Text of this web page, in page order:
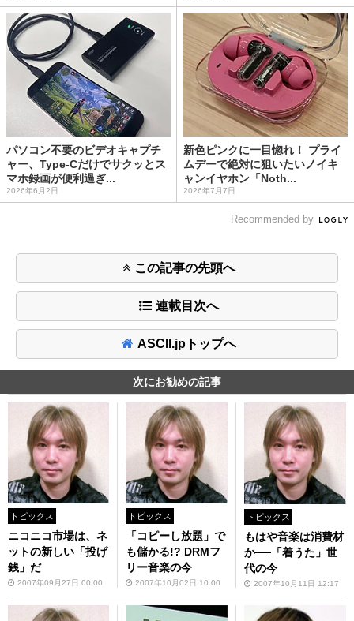
パソコン不要のビデオキャプチ
ャー、Type-Cだけでサクッとス
マホ録画が便利過ぎ...
2026年6月2日
新色ピンクに一目惚れ！ プライ
ムデーで絶対に狙いたいノイキ
ャンイヤホン「Noth...
2026年7月7日
Recommended by
この記事の先頭へ
連載目次へ
ASCII.jpトップへ
次にお勧めの記事
トピックス
ニコニコ市場は、ネ
ットの新しい「投げ
銭」だ
2007年09月27日 00:00
トピックス
「コピーし放題」で
も儲かる!? DRMフ
リー音楽の今
2007年10月02日 10:00
トピックス
もはや音楽は消費材
か──「着うた」世
代の今
2007年10月11日 12:17